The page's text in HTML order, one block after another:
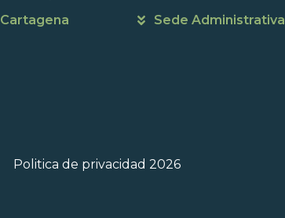
Cartagena
Sede Administrativa
Politica de privacidad 2026